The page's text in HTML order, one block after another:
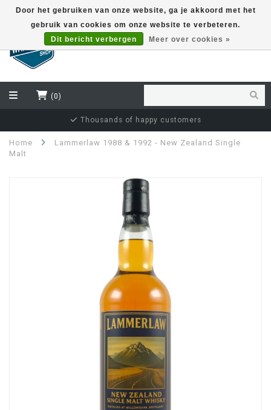
(0)
Independent bottler specialist
Home
Lammerlaw 1988 & 1992 - New Zealand Single
Malt
Door het gebruiken van onze website, ga je akkoord met het
gebruik van cookies om onze website te verbeteren.
Dit bericht verbergen
Meer over cookies »